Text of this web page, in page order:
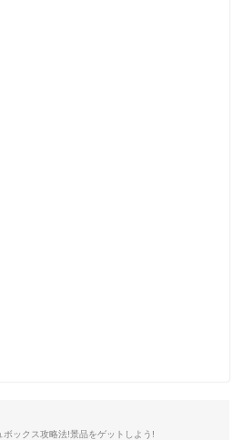
ボックス攻略法!景品をゲットしよう!